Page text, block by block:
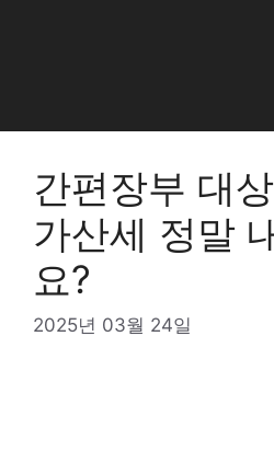
간편장부 대
가산세 정말
요?
2025년 03월 24일